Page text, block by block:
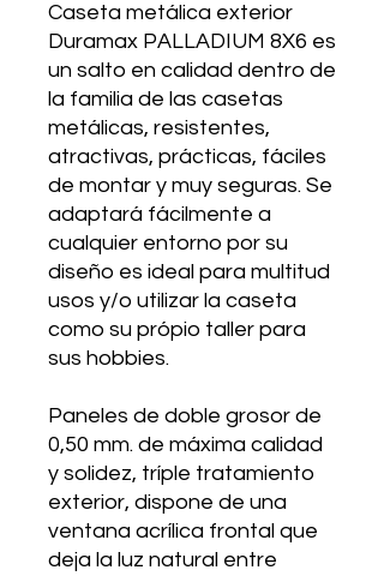
Caseta metálica exterior
Duramax PALLADIUM 8X6 es
un salto en calidad dentro de
la familia de las casetas
metálicas, resistentes,
atractivas, prácticas, fáciles
de montar y muy seguras. Se
adaptará fácilmente a
cualquier entorno por su
diseño es ideal para multitud
usos y/o utilizar la caseta
como su própio taller para
sus hobbies.
Paneles de doble grosor de
0,50 mm. de máxima calidad
y solidez, tríple tratamiento
exterior, dispone de una
ventana acrílica frontal que
deja la luz natural entre